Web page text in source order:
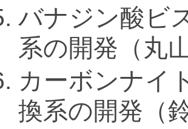
バナジン酸ビ
系の開発（丸
カーボンナイ
換系の開発（